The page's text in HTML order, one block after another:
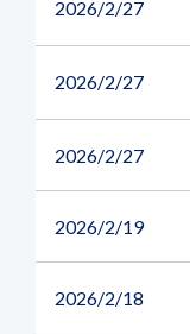
2026 2/27
2026 2/27
2026 2/27
2026 2/19
2026 2/18